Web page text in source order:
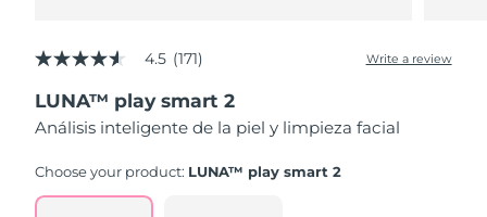
4.5
of
5
stars,
rating
Read
4.5 (171) Write a review
LUNA™ play smart 2
Análisis inteligente de la piel y limpieza facial
Choose your product: LUNA™ play smart 2